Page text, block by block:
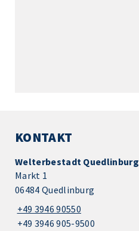
KONTAKT
Welterbestadt Quedlinburg
Markt 1
06484 Quedlinburg
+49 3946 90550
+49 3946 905-9500